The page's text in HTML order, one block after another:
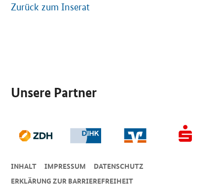
Zurück zum Inserat
Unsere Partner
INHALT IMPRESSUM
DA­TEN­SCHUTZ
ERKLÄRUNG ZUR BARRIEREFREIHEIT